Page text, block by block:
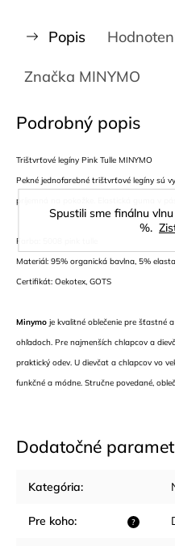
Spustili sme finálnu
%.
Popis
Značka MINYMO
Podrobný popis
Trištvrťové legíny Pink Tulle MINYMO
Pekné jednofarebné trištvrťové legíny sú
príjemná na pokožke. Elastická guma v
Farba: 5008 pink tulle
Materiál: 95% organická bavlna, 5%
Certifikát: Oekotex, GOTS
Minymo je kvalitné oblečenie pre šťastné
ohľadoch. Pre najmenších chlapcov a
praktický odev. U dievčat a chlapcov vo
funkčné a módne. Stručne povedané,
Dodatočné
Kategória:
?
Pre koho: